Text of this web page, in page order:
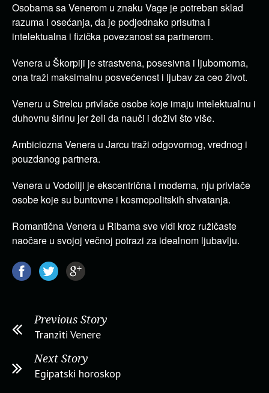
Osobama sa Venerom u znaku Vage je potreban sklad
razuma i osećanja, da je podjednako prisutna i
intelektualna i fizička povezanost sa partnerom.
Venera u Škorpiji je strastvena, posesivna i ljubomorna,
ona traži maksimalnu posvećenost i ljubav za ceo život.
Veneru u Strelcu privlače osobe koje imaju intelektualnu i
duhovnu širinu jer želi da nauči i doživi što više.
Ambiciozna Venera u Jarcu traži odgovornog, vrednog i
pouzdanog partnera.
Venera u Vodoliji je ekscentrična i moderna, nju privlače
osobe koje su buntovne i kosmopolitskih shvatanja.
Romantična Venera u Ribama sve vidi kroz ružičaste
naočare u svojoj večnoj potrazi za idealnom ljubavlju.
Previous Story
Tranziti Venere
Next Story
Egipatski horoskop